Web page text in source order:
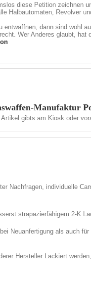
diese Petition zeichnen
Halbautomaten, Revolver
dann sind wohl
Wer Anderes glaubt, hat
Manufaktur
Artikel gibts am Kiosk oder
Nachfragen, individuelle
strapazierfähigem 2-K
Neuanfertigung als auch
Hersteller Lackiert